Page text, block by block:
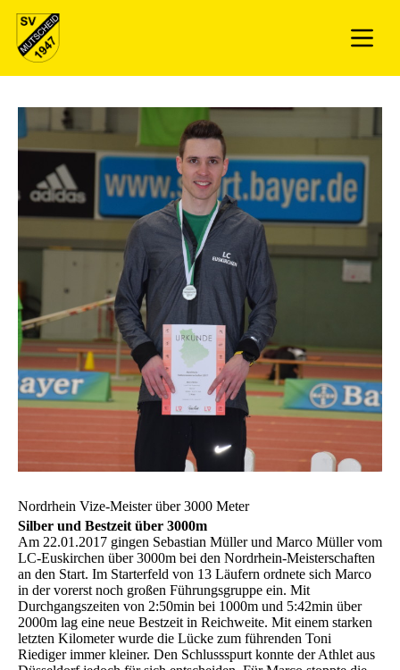
Nordrhein Vize-Meister über 3000 Meter
Silber und Bestzeit über 3000m
Am 22.01.2017 gingen Sebastian Müller und Marco Müller vom
LC-Euskirchen über 3000m bei den Nordrhein-Meisterschaften
an den Start. Im Starterfeld von 13 Läufern ordnete sich Marco
in der vorerst noch großen Führungsgruppe ein. Mit
Durchgangszeiten von 2:50min bei 1000m und 5:42min über
2000m lag eine neue Bestzeit in Reichweite. Mit einem starken
letzten Kilometer wurde die Lücke zum führenden Toni
Riediger immer kleiner. Den Schlussspurt konnte der Athlet aus